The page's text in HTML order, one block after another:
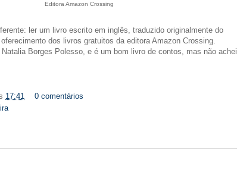
Editora Amazon Crossing
ler um livro escrito em inglês, traduzido originalmente do
dos livros gratuitos da editora Amazon Crossing.
Borges Polesso, e é um bom livro de contos, mas não achei
17:41
0 comentários